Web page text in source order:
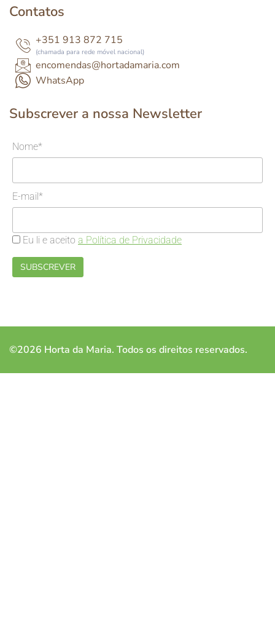
Contatos
+351 913 872 715
(chamada para rede móvel nacional)
encomendas@hortadamaria.com
WhatsApp
Subscrever a nossa Newsletter
Nome*
E-mail*
Eu li e aceito a Política de Privacidade
©2026 Horta da Maria. Todos os direitos reservados.